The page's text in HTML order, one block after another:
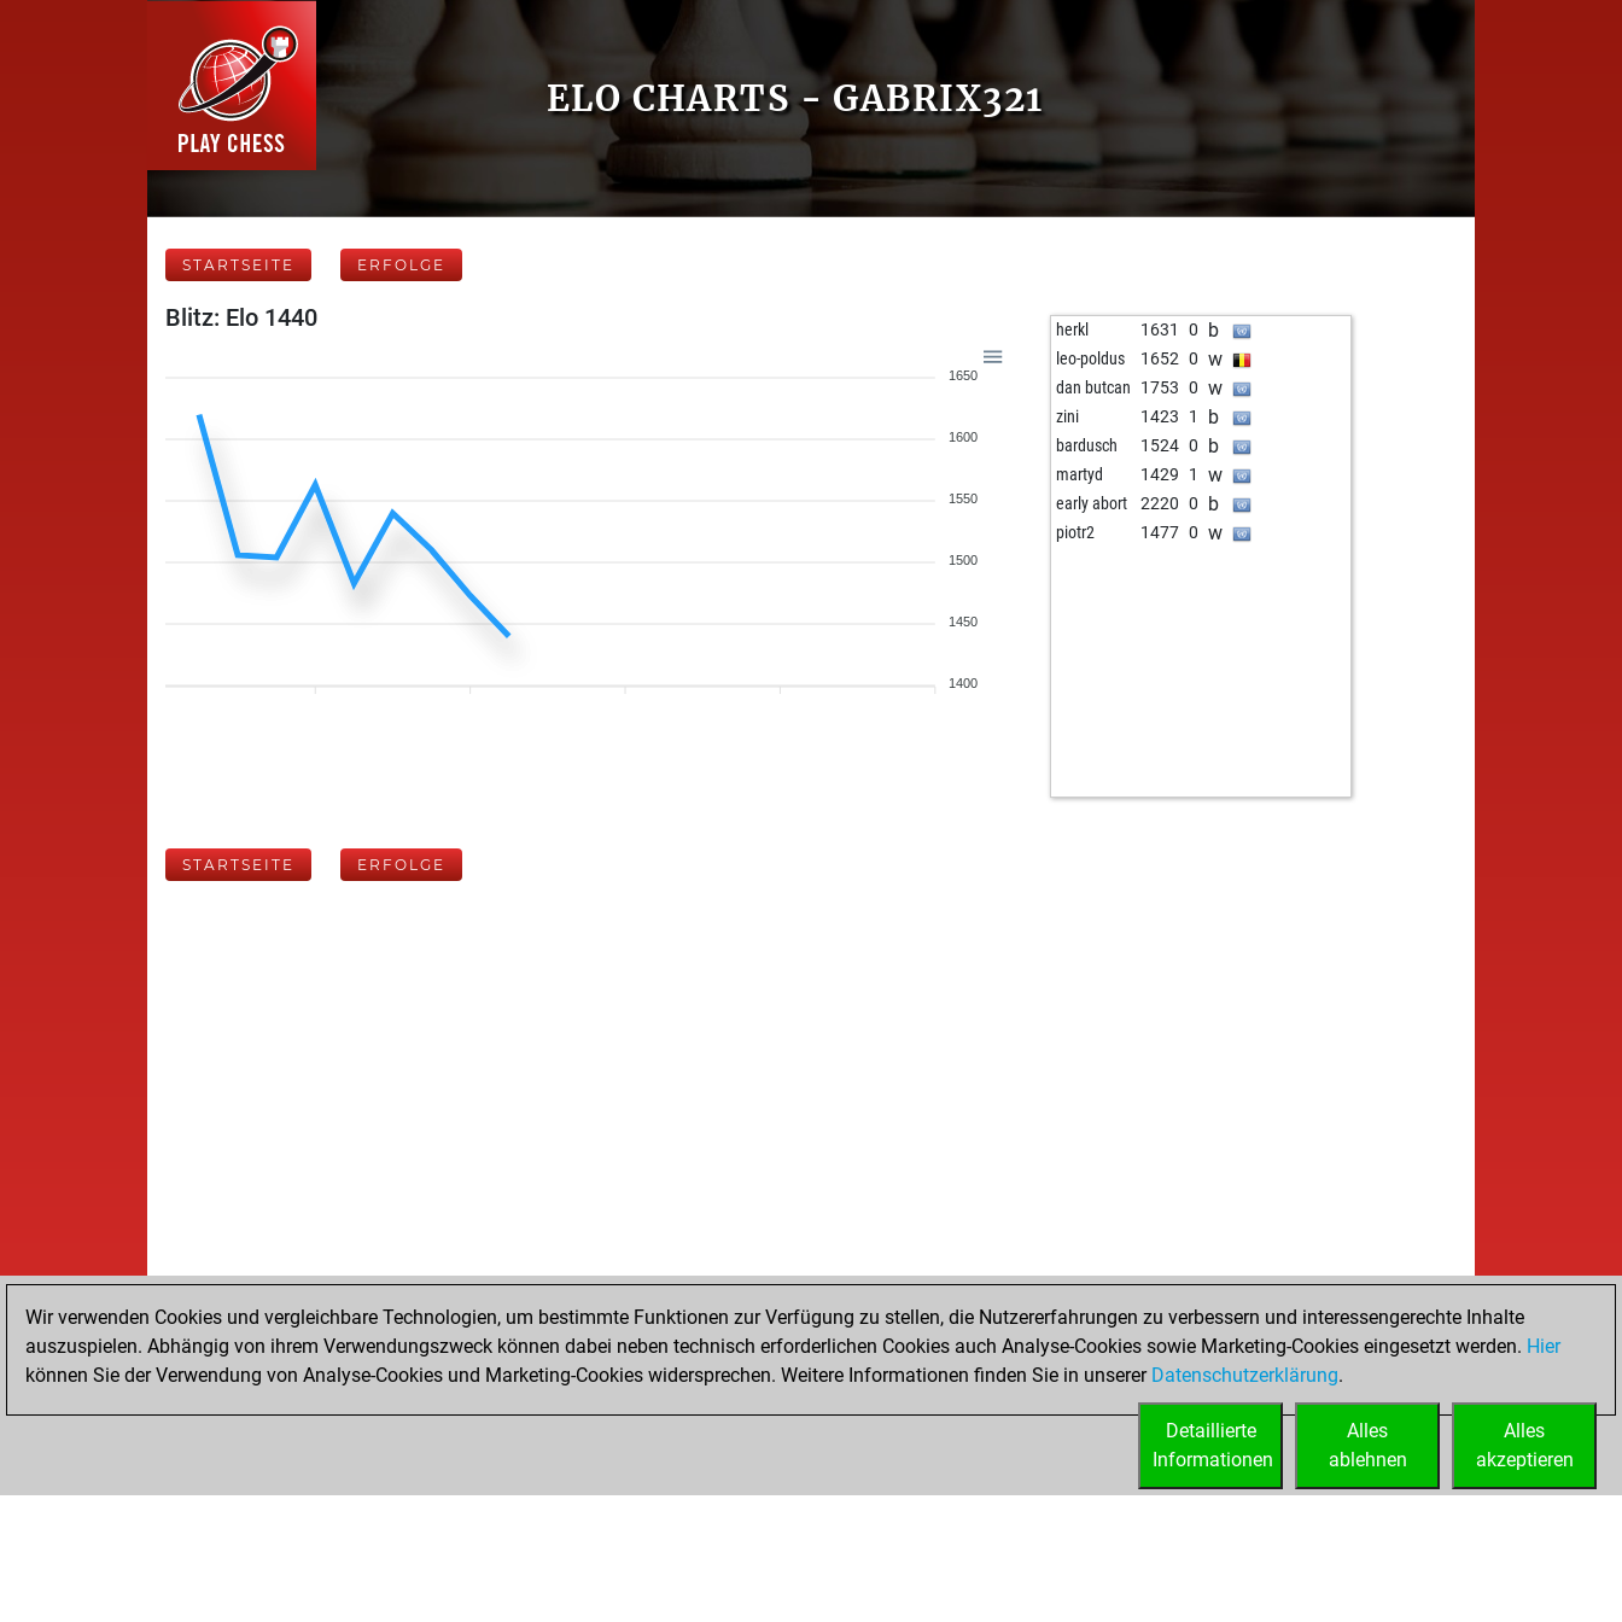
ELO CHARTS - GABRIX321
STARTSEITE ERFOLGE
Blitz: Elo 1440
1650
1600
1550
1500
1450
1400
herkl 1631 0 b
leo-poldus 1652 0 w
dan butcan 1753 0 w
zini 1423 1 b
bardusch 1524 0 b
martyd 1429 1 w
early abort 2220 0 b
piotr2 1477 0 w
STARTSEITE ERFOLGE
Wir verwenden Cookies und vergleichbare Technologien, um bestimmte Funktionen zur Verfügung zu stellen, die Nutzererfahrungen zu verbessern und interessengerechte Inhalte
auszuspielen. Abhängig von ihrem Verwendungszweck können dabei neben technisch erforderlichen Cookies auch Analyse-Cookies sowie Marketing-Cookies eingesetzt werden. Hier
können Sie der Verwendung von Analyse-Cookies und Marketing-Cookies widersprechen. Weitere Informationen finden Sie in unserer Datenschutzerklärung.
Alles
akzeptieren
Alles
ablehnen
Detaillierte
Informationen